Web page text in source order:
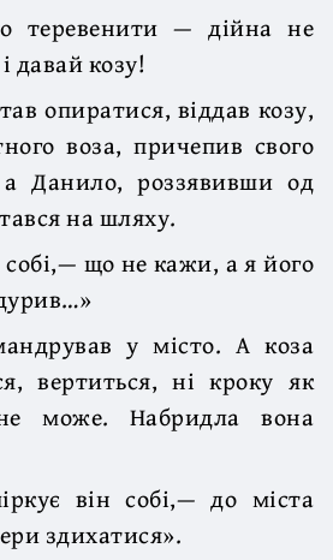
теревенити — дійна не
давай козу!
опиратися, віддав козу,
воза, причепив свого
а Данило, роззявивши од
на шляху.
що не кажи, а я його
у місто. А коза
вертиться, ні кроку як
може. Набридла вона
він собі,— до міста
здихатися».